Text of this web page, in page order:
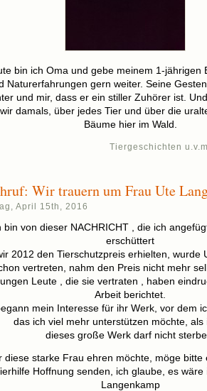
bin ich Oma und gebe meinem 1-jährigen
Naturerfahrungen gern weiter. Seine
und mir, dass er ein stiller Zuhörer ist.
damals, über jedes Tier und über die
Bäume hier im Wald.
Tiergeschichten
Wir trauern um Frau Ute
April 15th, 2016
bin von dieser NACHRICHT , die ich
erschüttert
2012 den Tierschutzpreis erhielten, wurde
vertreten, nahm den Preis nicht mehr
Leute , die sie vertraten , haben
Arbeit berichtet.
mein Interesse für ihr Werk, vor dem
das ich viel mehr unterstützen möchte, als
dieses große Werk darf nicht
diese starke Frau ehren möchte, möge bitte
Hoffnung senden, ich glaube, es wäre
Langenkamp